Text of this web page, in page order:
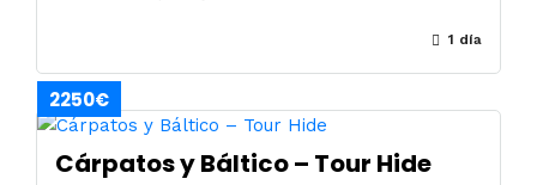
1 día
2250€
Cárpatos y Báltico – Tour Hide